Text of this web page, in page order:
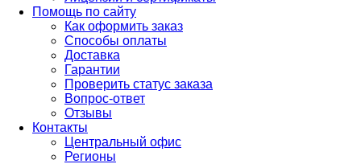
Помощь по сайту
Как оформить заказ
Способы оплаты
Доставка
Гарантии
Проверить статус заказа
Вопрос-ответ
Отзывы
Контакты
Центральный офис
Регионы